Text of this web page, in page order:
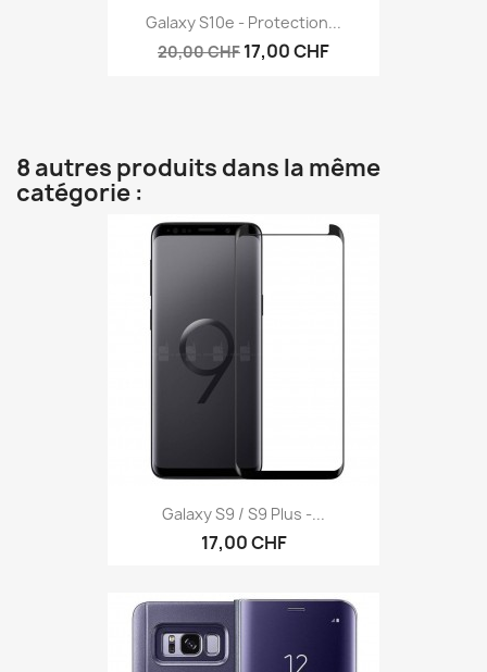
Galaxy S10e - Protection...
20,00 CHF 17,00 CHF
8 autres produits dans la même
catégorie :
Galaxy S9 / S9 Plus -...
17,00 CHF